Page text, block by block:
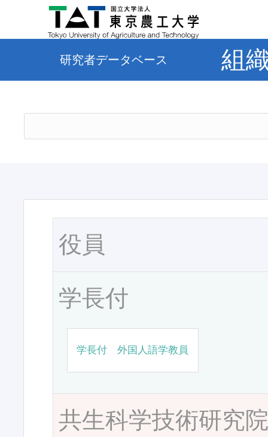
研究者データベース 組
役員
学長付
学長付 外国人語学教員
共生科学技術研究